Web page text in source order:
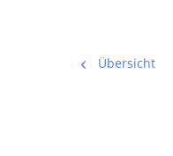
Übersicht